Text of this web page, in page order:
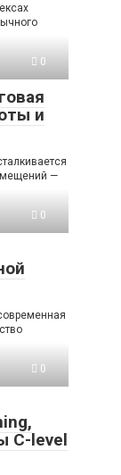
0
и
—
0
0
C-level